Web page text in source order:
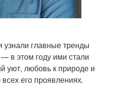
узнали главные тренды
в этом году ими стали
уют, любовь к природе и
его проявлениях.